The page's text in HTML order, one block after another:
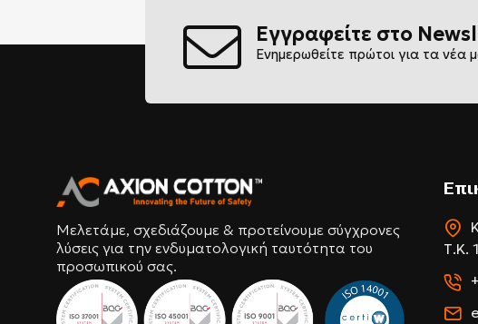
Εγγραφείτε στο
Ενημερωθείτε πρώτοι για τα νέα
Μελετάμε, σχεδιάζουμε & προτείνουμε σύγχρονες
λύσεις για την ενδυματολογική ταυτότητα του
προσωπικού σας.
Τ.Κ.